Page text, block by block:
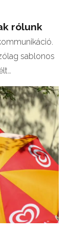
rólunk
sablonos